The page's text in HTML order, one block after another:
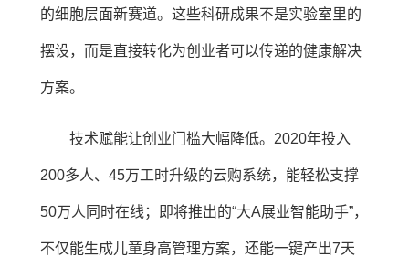
的细胞层面新赛道。这些科研成果不是实验室里的
摆设，而是直接转化为创业者可以传递的健康解决
方案。
技术赋能让创业门槛大幅降低。2020年投入
200多人、45万工时升级的云购系统，能轻松支撑
50万人同时在线；即将推出的“大A展业智能助手”，
不仅能生成儿童身高管理方案，还能一键产出7天